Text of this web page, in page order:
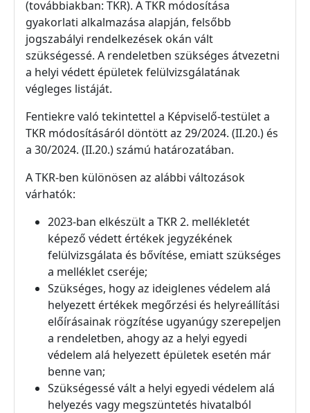
(továbbiakban: TKR). A TKR módosítása
gyakorlati alkalmazása alapján, felsőbb
jogszabályi rendelkezések okán vált
szükségessé. A rendeletben szükséges átvezetni
a helyi védett épületek felülvizsgálatának
végleges listáját.
Fentiekre való tekintettel a Képviselő-testület a
TKR módosításáról döntött az 29/2024. (II.20.) és
a 30/2024. (II.20.) számú határozatában.
A TKR-ben különösen az alábbi változások
várhatók:
2023-ban elkészült a TKR 2. mellékletét
képező védett értékek jegyzékének
felülvizsgálata és bővítése, emiatt szükséges
a melléklet cseréje;
Szükséges, hogy az ideiglenes védelem alá
helyezett értékek megőrzési és helyreállítási
előírásainak rögzítése ugyanúgy szerepeljen
a rendeletben, ahogy az a helyi egyedi
védelem alá helyezett épületek esetén már
benne van;
Szükségessé vált a helyi egyedi védelem alá
helyezés vagy megszüntetés hivatalból